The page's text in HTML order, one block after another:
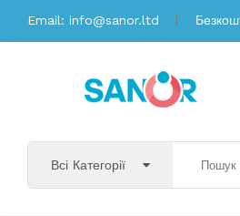
Email: info@sanor.ltd
Всі Категорії